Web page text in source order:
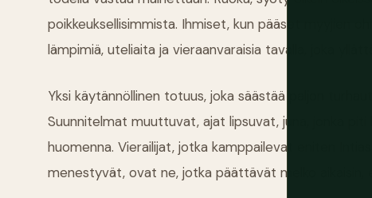
poikkeuksellisimmista. Ihmiset, kun pääset myyjien
lämpimiä, uteliaita ja vieraanvaraisia tavalla, joka
Yksi käytännöllinen totuus, joka säästää paljon
Suunnitelmat muuttuvat, ajat lipsuvat, juna, jonka
huomenna. Vierailijat, jotka kamppailevat eniten
menestyvät, ovat ne, jotka päättävät melko